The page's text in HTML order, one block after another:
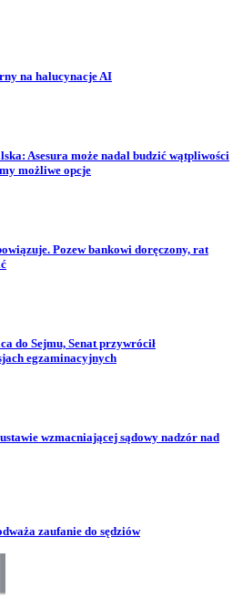
na halucynacje AI
Asesura może nadal budzić wątpliwości
możliwe opcje
Pozew bankowi doręczony, rat
do Sejmu, Senat przywrócił
egzaminacyjnych
wzmacniającej sądowy nadzór nad
zaufanie do sędziów